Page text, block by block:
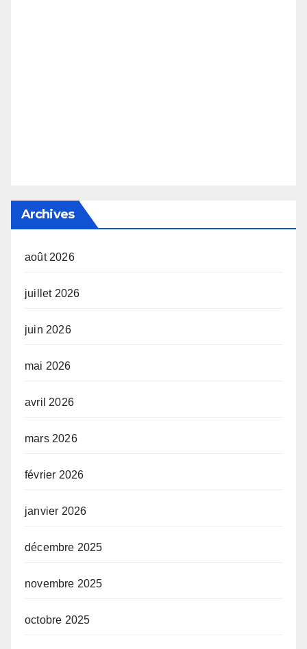
Archives
août 2026
juillet 2026
juin 2026
mai 2026
avril 2026
mars 2026
février 2026
janvier 2026
décembre 2025
novembre 2025
octobre 2025